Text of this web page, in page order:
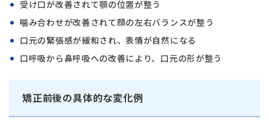
受け口が改善されて顎の位置が整う
噛み合わせが改善されて顔の左右バランスが整う
口元の緊張感が緩和され、表情が自然になる
口呼吸から鼻呼吸への改善により、口元の形が整う
矯正前後の具体的な変化例